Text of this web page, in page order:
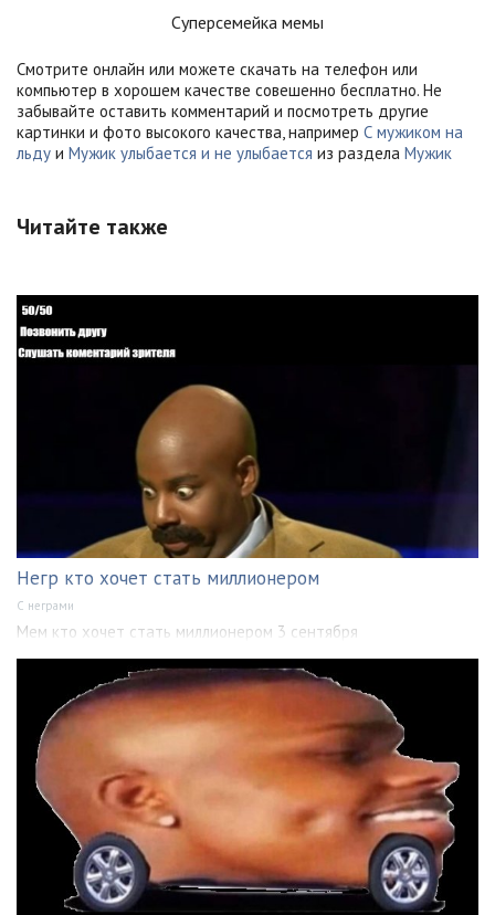
Суперсемейка мемы
Смотрите онлайн или можете скачать на телефон или
компьютер в хорошем качестве совешенно бесплатно. Не
забывайте оставить комментарий и посмотреть другие
картинки и фото высокого качества, например С мужиком на
льду и Мужик улыбается и не улыбается из раздела Мужик
Читайте также
Негр кто хочет стать миллионером
С неграми
Мем кто хочет стать миллионером 3 сентября